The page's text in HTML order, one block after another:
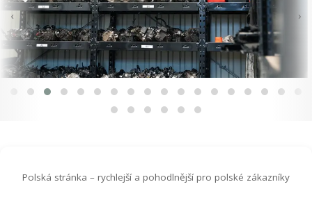
‹ ›
Polská stránka – rychlejší a pohodlnější pro polské zákazníky